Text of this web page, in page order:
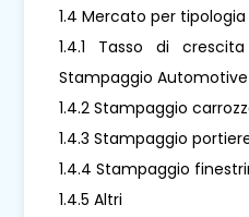
1.4 Mercato per tipologia
1.4.1 Tasso di
Stampaggio
1.4.2 Stampaggio
1.4.3 Stampaggio
1.4.4 Stampaggio
1.4.5 Altri